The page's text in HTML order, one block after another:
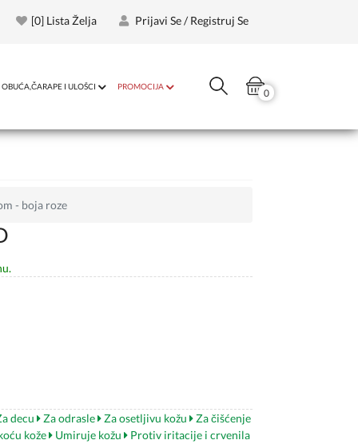
[0] Lista Želja Prijavi Se / Registruj Se
OBUĆA,ČARAPE I ULOŠCI PROMOCIJA
0
- boja roze
decu Za odrasle Za osetljivu kožu
Za čišćenje
kože Umiruje kožu
Protiv iritacije i crvenila